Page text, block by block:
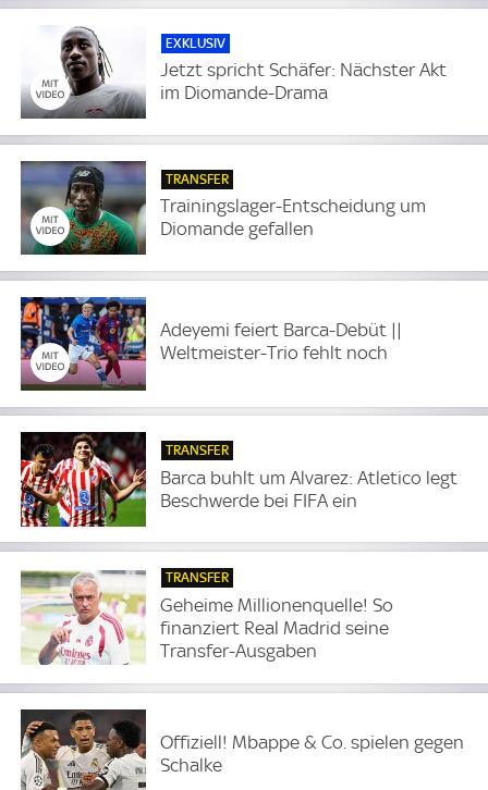
EXKLUSIV
Jetzt spricht Schäfer: Nächster Akt
im Diomande-Drama
TRANSFER
Trainingslager-Entscheidung um
Diomande gefallen
Adeyemi feiert Barca-Debüt ||
Weltmeister-Trio fehlt noch
TRANSFER
Barca buhlt um Alvarez: Atletico legt
Beschwerde bei FIFA ein
TRANSFER
Geheime Millionenquelle! So
finanziert Real Madrid seine
Transfer-Ausgaben
Offiziell! Mbappe & Co. spielen gegen
Schalke